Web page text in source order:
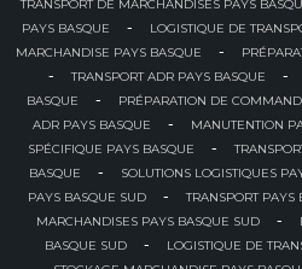
TRANSPORT DE MARCHANDISES PAYS
PAYS BASQUE
- LOGISTIQUE DE
MARCHANDISE PAYS BASQUE
-
- TRANSPORT ADR PAYS BASQUE -
BASQUE
- PRÉPARATION DE
ADR PAYS BASQUE
- MANUTENTION
SPÉCIFIQUE PAYS BASQUE
-
BASQUE
- SOLUTIONS LOGISTIQUES
PAYS BASQUE SUD
- TRANSPORT PAYS
MARCHANDISES PAYS BASQUE SUD
-
BASQUE SUD
- LOGISTIQUE DE